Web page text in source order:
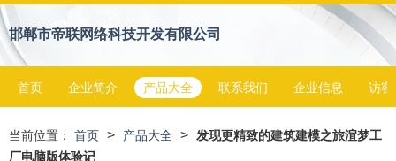
邯郸市帝联网络科技开发有限公司
首页 企业简介 产品大全 联系我们 企业信息 访客
当前位置： 首页 > 产品大全 >
发现更精致的建筑建模之旅渲梦工
厂电脑版体验记